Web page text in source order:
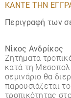
ΚΑΝΤΕ ΤΗΝ
Περιγραφή των
Νίκος Ανδρίκος
Ζητήµατα
κατά τη
σεµινάριο θα
παρουσιάζεται
τροπικότητας